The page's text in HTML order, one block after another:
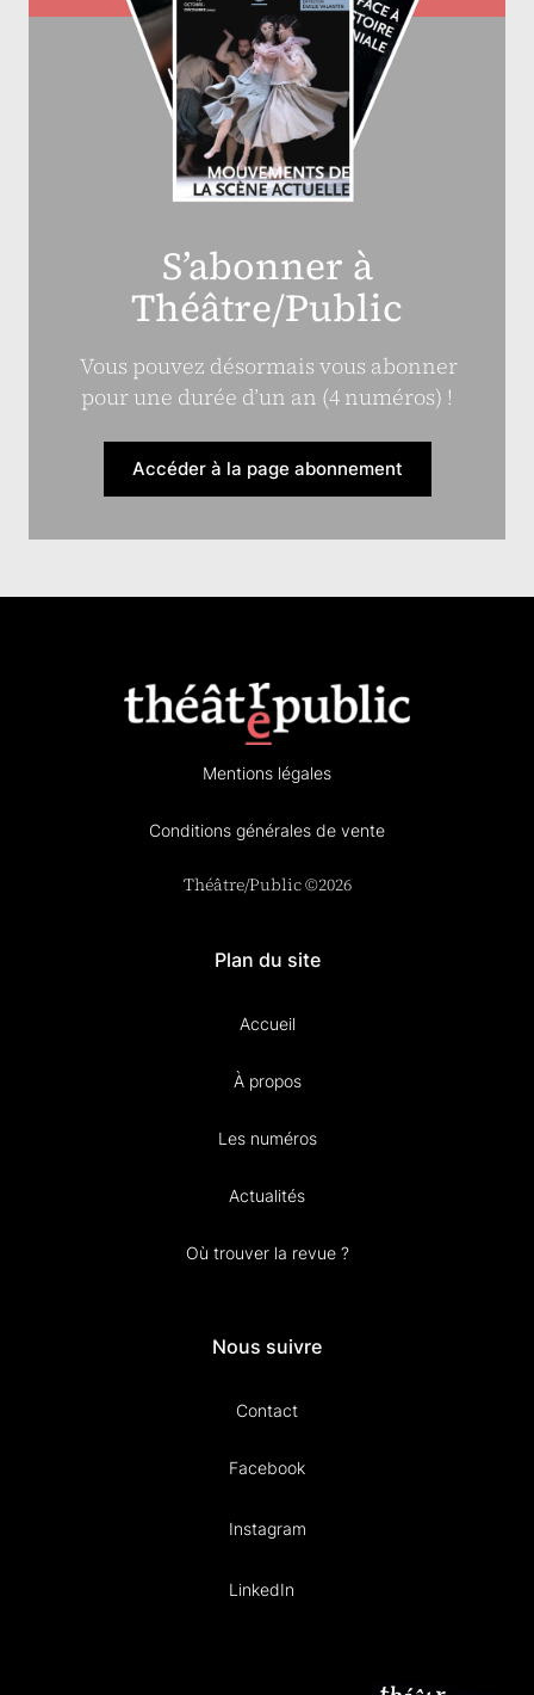
S’abonner à
Théâtre/Public
Vous pouvez désormais vous abonner
pour une durée d’un an (4 numéros) !
Accéder à la page abonnement
Mentions légales
Conditions générales de vente
Théâtre/Public ©2026
Plan du site
Accueil
À propos
Les numéros
Actualités
Où trouver la revue ?
Nous suivre
Contact
Facebook
Instagram
LinkedIn